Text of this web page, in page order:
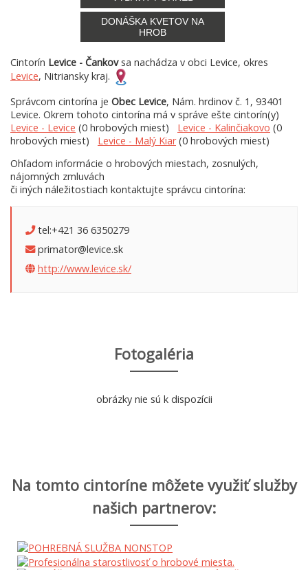
DONÁŠKA KVETOV NA
HROB
Cintorín Levice - Čankovsa nachádza v obci Levice, okres
Levice, Nitriansky kraj.
Správcom cintorína je Obec Levice, Nám. hrdinov č. 1, 93401
Levice. Okrem tohoto cintorína má v správe ešte cintorín(y)
Levice - Levice (0 hrobových miest) Levice - Kalinčiakovo (0
hrobových miest) Levice - Malý Kiar (0 hrobových miest)
Ohľadom informácie o hrobových miestach, zosnulých,
nájomných zmluvách
či iných náležitostiach kontaktujte správcu cintorína:
tel:+421 36 6350279
primator@levice.sk
http://www.levice.sk/
Fotogaléria
obrázky nie sú k dispozícii
Na tomto cintoríne môžete využiť služby
našich partnerov: